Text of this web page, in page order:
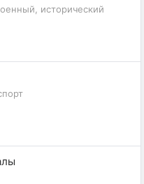
исторический